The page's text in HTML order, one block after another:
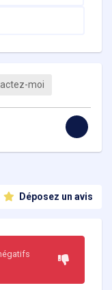
moi
Déposez un avis